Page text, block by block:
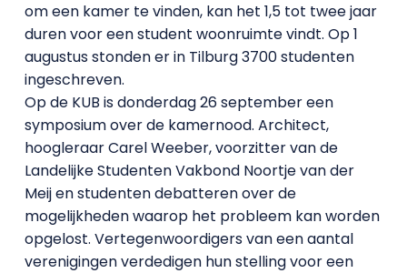
om een kamer te vinden, kan het 1,5 tot twee jaar
duren voor een student woonruimte vindt. Op 1
augustus stonden er in Tilburg 3700 studenten
ingeschreven.
Op de KUB is donderdag 26 september een
symposium over de kamernood. Architect,
hoogleraar Carel Weeber, voorzitter van de
Landelijke Studenten Vakbond Noortje van der
Meij en studenten debatteren over de
mogelijkheden waarop het probleem kan worden
opgelost. Vertegenwoordigers van een aantal
verenigingen verdedigen hun stelling voor een